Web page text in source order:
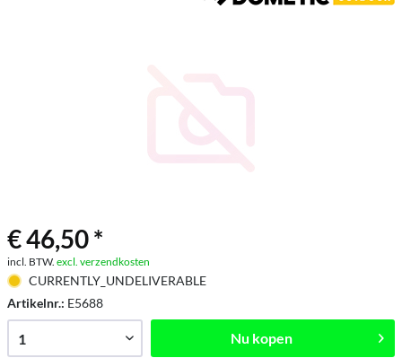
€ 46,50 *
incl. BTW. excl. verzendkosten
CURRENTLY_UNDELIVERABLE
Artikelnr.: E5688
Nu kopen